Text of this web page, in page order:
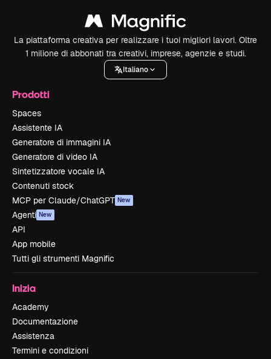
La piattaforma creativa per realizzare i tuoi migliori lavori. Oltre
1 milione di abbonati tra creativi, imprese, agenzie e studi.
Italiano
Prodotti
Spaces
Assistente IA
Generatore di immagini IA
Generatore di video IA
Sintetizzatore vocale IA
Contenuti stock
MCP per Claude/ChatGPT New
Agenti New
API
App mobile
Tutti gli strumenti Magnific
Inizia
Academy
Documentazione
Assistenza
Termini e condizioni